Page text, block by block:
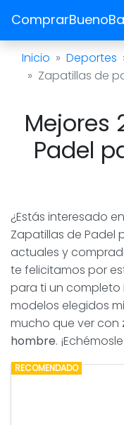
Inicio Deportes
Zapatillas de
Mejores
Padel
¿Estás interesado
Zapatillas de Padel
actuales y
te felicitamos por
para ti un
modelos elegidos
mucho que ver con
hombre.
RECOMENDADO